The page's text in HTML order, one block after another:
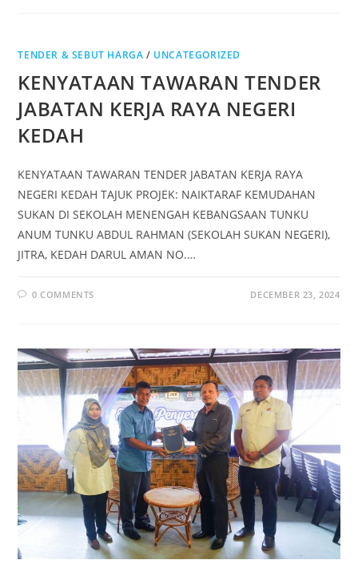
TENDER & SEBUT HARGA / UNCATEGORIZED
KENYATAAN TAWARAN TENDER
JABATAN KERJA RAYA NEGERI
KEDAH
KENYATAAN TAWARAN TENDER JABATAN KERJA RAYA
NEGERI KEDAH TAJUK PROJEK: NAIKTARAF KEMUDAHAN
SUKAN DI SEKOLAH MENENGAH KEBANGSAAN TUNKU
ANUM TUNKU ABDUL RAHMAN (SEKOLAH SUKAN NEGERI),
JITRA, KEDAH DARUL AMAN NO.…
0 COMMENTS DECEMBER 23, 2024